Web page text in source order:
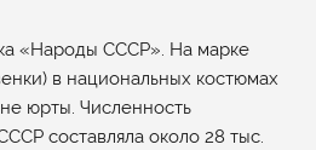
«Народы СССР». На марке
в национальных костюмах
юрты. Численность
составляла около 28 тыс.